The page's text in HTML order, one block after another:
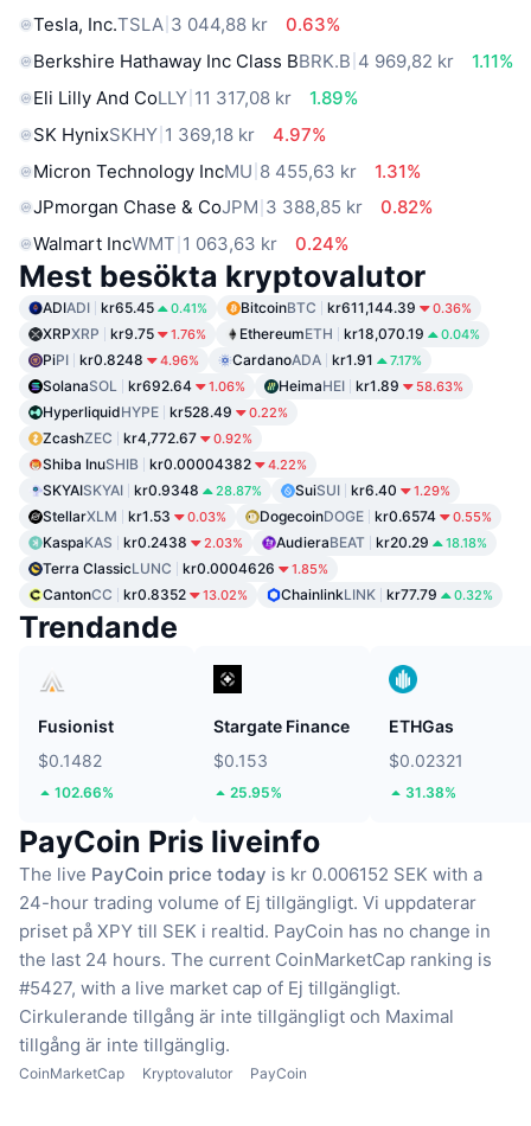
Tesla, Inc.TSLA 3 044,88 kr
0.63%
Berkshire Hathaway Inc Class BBRK.B 4 969,82 kr
1.11%
Eli Lilly And CoLLY 11 317,08 kr
1.89%
SK HynixSKHY 1 369,18 kr
4.97%
Micron Technology IncMU 8 455,63 kr
1.31%
JPmorgan Chase & CoJPM 3 388,85 kr
0.82%
Walmart IncWMT 1 063,63 kr 0.24%
Mest besökta kryptovalutor
ADIADI kr65.45 0.41% BitcoinBTC kr611,144.39 0.36%
XRPXRP kr9.75 1.76% EthereumETH kr18,070.19 0.04%
PiPI kr0.8248 4.96% CardanoADA kr1.91 7.17%
SolanaSOL kr692.64 1.06% HeimaHEI kr1.89 58.63%
HyperliquidHYPE kr528.49 0.22%
ZcashZEC kr4,772.67 0.92%
Shiba InuSHIB kr0.00004382 4.22%
SKYAISKYAI kr0.9348 28.87% SuiSUI kr6.40 1.29%
StellarXLM kr1.53 0.03% DogecoinDOGE kr0.6574 0.55%
KaspaKAS kr0.2438 2.03% AudieraBEAT kr20.29 18.18%
Terra ClassicLUNC kr0.0004626 1.85%
CantonCC kr0.8352 13.02% ChainlinkLINK kr77.79 0.32%
Trendande
Fusionist
$0.1482
102.66%
Stargate Finance
$0.153
25.95%
ETHGas
$0.02321
31.38%
PayCoin Pris liveinfo
The live PayCoin price today is kr 0.006152 SEK with a
24-hour trading volume of Ej tillgängligt. Vi uppdaterar
priset på XPY till SEK i realtid. PayCoin has no change in
the last 24 hours. The current CoinMarketCap ranking is
#5427, with a live market cap of Ej tillgängligt.
Cirkulerande tillgång är inte tillgängligt och Maximal
tillgång är inte tillgänglig.
CoinMarketCap Kryptovalutor PayCoin